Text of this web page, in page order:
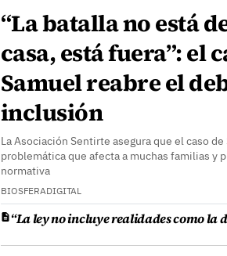
“La batalla no está
casa, está fuera”: el
Samuel reabre el
inclusión
La Asociación Sentirte asegura que el caso
problemática que afecta a muchas familias y
normativa
BIOSFERADIGITAL
“La ley no incluye realidades como la